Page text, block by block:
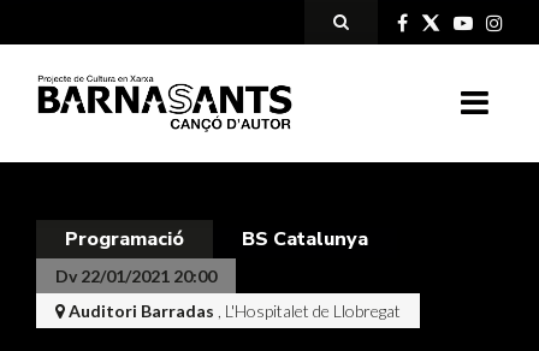
Programació BS Catalunya
Dv 22/01/2021 20:00
Auditori Barradas
, L'Hospitalet de Llobregat